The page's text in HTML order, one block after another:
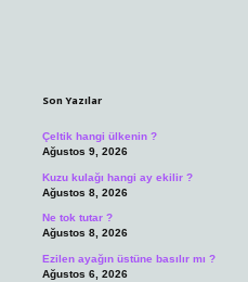
Son Yazılar
Çeltik hangi ülkenin ?
Ağustos 9, 2026
Kuzu kulağı hangi ay ekilir ?
Ağustos 8, 2026
Ne tok tutar ?
Ağustos 8, 2026
Ezilen ayağın üstüne basılır mı ?
Ağustos 6, 2026